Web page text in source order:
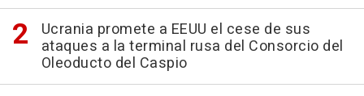
Ucrania promete a EEUU el cese de sus
ataques a la terminal rusa del Consorcio del
Oleoducto del Caspio